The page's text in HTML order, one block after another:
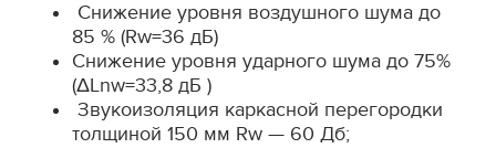
Снижение уровня воздушного шума до
85 % (Rw=36 дБ)
Снижение уровня ударного шума до 75%
(ΔLnw=33,8 дБ )
Звукоизоляция каркасной перегородки
толщиной 150 мм Rw — 60 Дб;